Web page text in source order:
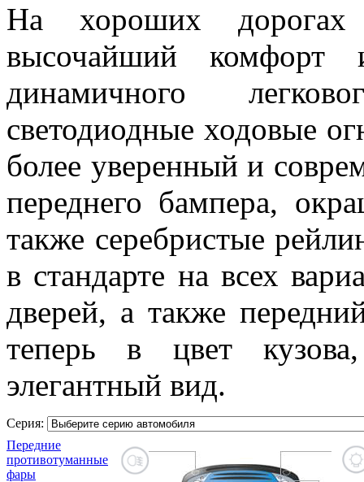
На хороших
высочайший комфорт
динамичного
светодиодные ходовые
более уверенный и
переднего бампера,
также серебристые
в стандарте на всех
дверей, а также
теперь в цвет
элегантный вид.
Серия:
Передние
противотуманные
фары